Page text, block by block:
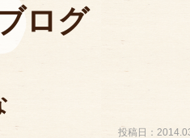
ログ
投稿日：